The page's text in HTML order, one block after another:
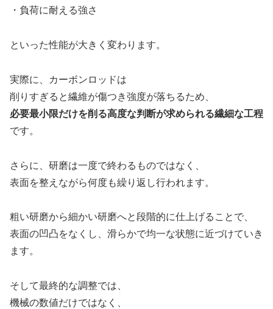
・負荷に耐える強さ
といった性能が大きく変わります。
実際に、カーボンロッドは
削りすぎると繊維が傷つき強度が落ちるため、
必要最小限だけを削る高度な判断が求められる繊細な工程
です。
さらに、研磨は一度で終わるものではなく、
表面を整えながら何度も繰り返し行われます。
粗い研磨から細かい研磨へと段階的に仕上げることで、
表面の凹凸をなくし、滑らかで均一な状態に近づけていき
ます。
そして最終的な調整では、
機械の数値だけではなく、